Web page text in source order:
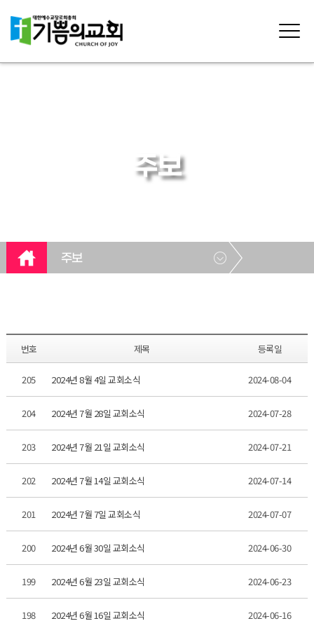
주보
주보
번호 제목 등록일
205 2024년 8월 4일 교회소식 2024-08-04
204 2024년 7월 28일 교회소식 2024-07-28
203 2024년 7월 21일 교회소식 2024-07-21
202 2024년 7월 14일 교회소식 2024-07-14
201 2024년 7월 7일 교회소식 2024-07-07
200 2024년 6월 30일 교회소식 2024-06-30
199 2024년 6월 23일 교회소식 2024-06-23
198 2024년 6월 16일 교회소식 2024-06-16